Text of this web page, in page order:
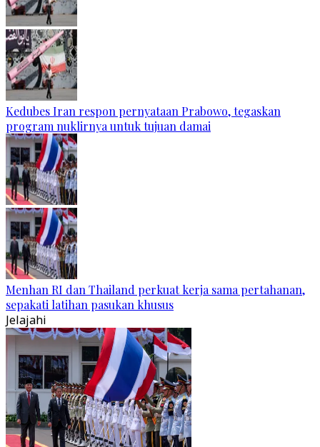
Kedubes Iran respon pernyataan Prabowo, tegaskan
program nuklirnya untuk tujuan damai
Menhan RI dan Thailand perkuat kerja sama pertahanan,
sepakati latihan pasukan khusus
Jelajahi